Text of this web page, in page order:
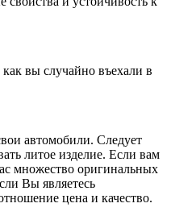
вы случайно въехали в
автомобили. Следует
литое изделие. Если вам
множество оригинальных
Вы являетесь
цена и качество.